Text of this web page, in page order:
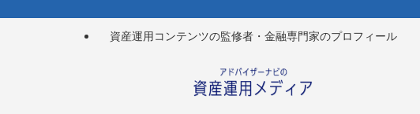
資産運用コンテンツの監修者・金融専門家のプロフィール